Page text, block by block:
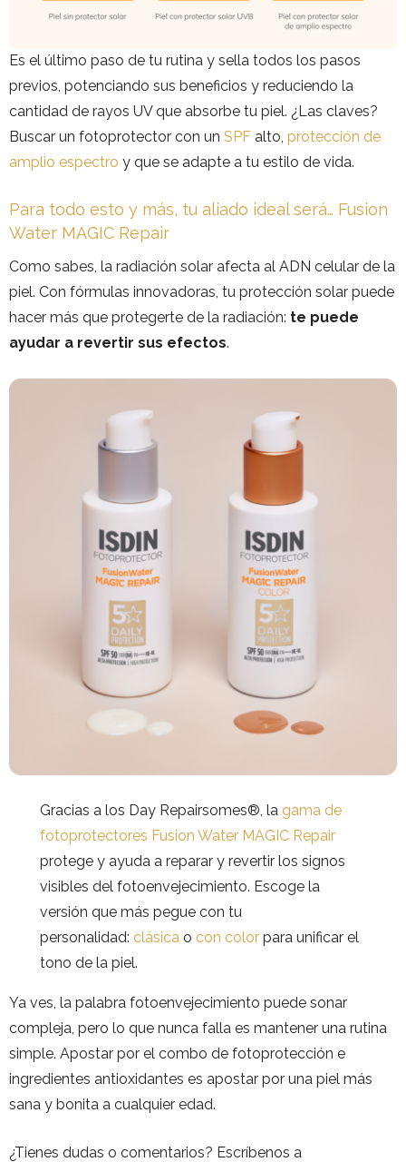
Es el último paso de tu rutina y sella todos los pasos
previos, potenciando sus beneficios y reduciendo la
cantidad de rayos UV que absorbe tu piel. ¿Las claves?
Buscar un fotoprotector con un SPF alto, protección de
amplio espectro y que se adapte a tu estilo de vida.
Para todo esto y más, tu aliado ideal será… Fusion
Water MAGIC Repair
Como sabes, la radiación solar afecta al ADN celular de la
piel. Con fórmulas innovadoras, tu protección solar puede
hacer más que protegerte de la radiación: te puede
ayudar a revertir sus efectos.
Gracias a los Day Repairsomes®, la gama de
fotoprotectores Fusion Water MAGIC Repair
protege y ayuda a reparar y revertir los signos
visibles del fotoenvejecimiento. Escoge la
versión que más pegue con tu
personalidad: clásica o con color para unificar el
tono de la piel.
Ya ves, la palabra fotoenvejecimiento puede sonar
compleja, pero lo que nunca falla es mantener una rutina
simple. Apostar por el combo de fotoprotección e
ingredientes antioxidantes es apostar por una piel más
sana y bonita a cualquier edad.
¿Tienes dudas o comentarios? Escríbenos a